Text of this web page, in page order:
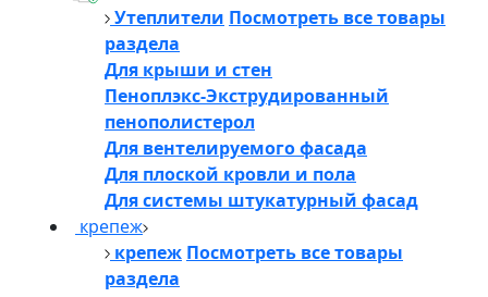
Утеплители Посмотреть все товары
раздела
Для крыши и стен
Пеноплэкс-Экструдированный
пенополистерол
Для вентелируемого фасада
Для плоской кровли и пола
Для системы штукатурный фасад
крепеж
крепеж Посмотреть все товары
раздела